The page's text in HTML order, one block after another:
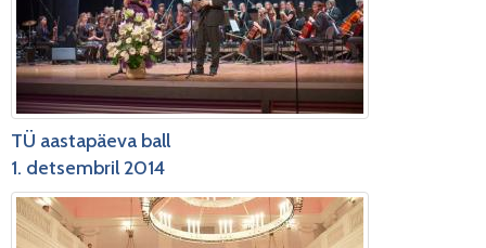
TÜ aastapäeva ball
1. detsembril 2014